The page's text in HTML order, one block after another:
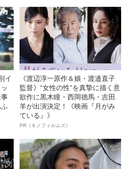
イ
《渡辺淳一原作＆娘・渡邉直子
監督》“女性の性”を真摯に描く意
欲作に黒木瞳・西岡德馬・吉田
羊が出演決定！《映画『月がみ
ている』》
PR（キノフィルムズ）